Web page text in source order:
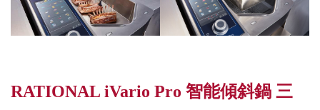
RATIONAL iVario Pro 智能傾斜鍋 三